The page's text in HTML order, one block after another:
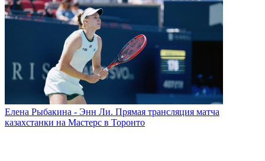
Елена Рыбакина - Энн Ли. Прямая трансляция матча
казахстанки на Мастерс в Торонто